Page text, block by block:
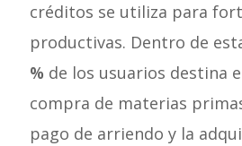
créditos se utiliza para
productivas. Dentro de
% de los usuarios destina
compra de materias
pago de arriendo y la